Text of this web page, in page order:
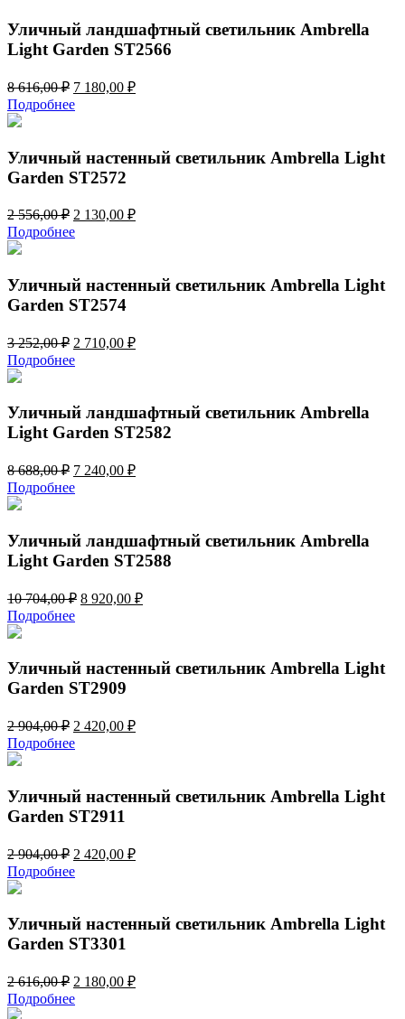
940,00 ₽.
Уличный ландшафтный светильник Ambrella
Light Garden ST2566
8 616,00₽ Первоначальная
цена
составляла
616,00 ₽.
7 180,00 ₽Текущая
Подробнее
Уличный настенный светильник Ambrella Light
Garden ST2572
2 556,00₽ Первоначальная
цена
составляла
556,00 ₽.
2 130,00 ₽Текущая
Подробнее
Уличный настенный светильник Ambrella Light
Garden ST2574
3 252,00₽ Первоначальная
цена
составляла
252,00 ₽.
2 710,00 ₽Текущая
Подробнее
Уличный ландшафтный светильник Ambrella
Light Garden ST2582
8 688,00₽ Первоначальная
цена
составляла
688,00 ₽.
7 240,00 ₽Текущая
Подробнее
Уличный ландшафтный светильник Ambrella
Light Garden ST2588
10 704,00₽ Первоначальная
704,00 ₽.
8 920,00 ₽Текущая
Подробнее
Уличный настенный светильник Ambrella Light
Garden ST2909
2 904,00₽ Первоначальная
цена
составляла
904,00 ₽.
2 420,00 ₽Текущая
Подробнее
Уличный настенный светильник Ambrella Light
Garden ST2911
2 904,00₽ Первоначальная
цена
составляла
904,00 ₽.
2 420,00 ₽Текущая
Подробнее
Уличный настенный светильник Ambrella Light
Garden ST3301
2 616,00₽ Первоначальная
цена
составляла
2 180,00 ₽Текущая
Подробнее